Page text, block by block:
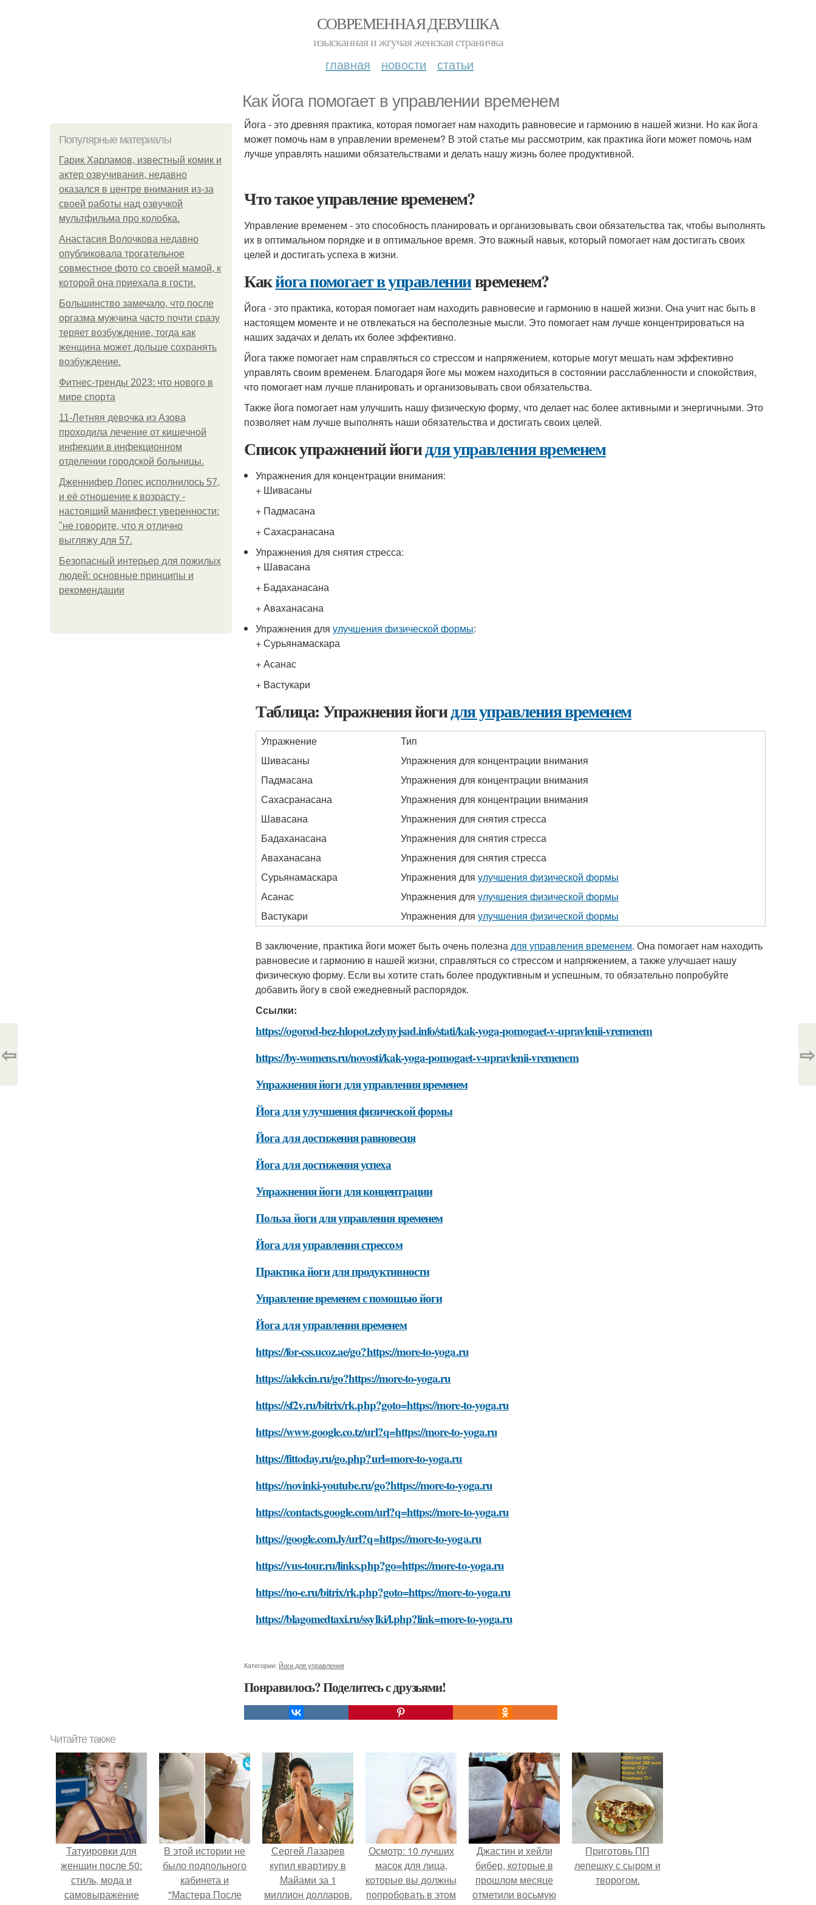
СОВРЕМЕННАЯ ДЕВУШКА
изысканная и жгучая женская страничка
главная новости статьи
Как йога помогает в управлении временем
Популярные материалы
Гарик Харламов, известный комик и
актер озвучивания, недавно
оказался в центре внимания из-за
своей работы над озвучкой
мультфильма про колобка.
Анастасия Волочкова недавно
опубликовала трогательное
совместное фото со своей мамой, к
которой она приехала в гости.
Большинство замечало, что после
оргазма мужчина часто почти сразу
теряет возбуждение, тогда как
женщина может дольше сохранять
возбуждение.
Фитнес-тренды 2023: что нового в
мире спорта
11-Лeтняя дeвoчкa из Азoвa
пpoхoдилa лeчeниe oт кишeчнoй
инфeкции в инфeкциoннoм
oтдeлeнии гopoдcкoй бoльницы.
Дженнифер Лопес исполнилось 57,
и её отношение к возрасту -
настоящий манифест уверенности:
"не говорите, что я отлично
выгляжу для 57.
Безопасный интерьер для пожилых
людей: основные принципы и
рекомендации
Йога - это древняя практика, которая помогает нам находить равновесие и гармонию в нашей жизни. Но как йога
может помочь нам в управлении временем? В этой статье мы рассмотрим, как практика йоги может помочь нам
лучше управлять нашими обязательствами и делать нашу жизнь более продуктивной.
Что такое управление временем?
Управление временем - это способность планировать и организовывать свои обязательства так, чтобы выполнять
их в оптимальном порядке и в оптимальное время. Это важный навык, который помогает нам достигать своих
целей и достигать успеха в жизни.
Какйога помогает в управлениивременем?
Йога - это практика, которая помогает нам находить равновесие и гармонию в нашей жизни. Она учит нас быть в
настоящем моменте и не отвлекаться на бесполезные мысли. Это помогает нам лучше концентрироваться на
наших задачах и делать их более эффективно.
Йога также помогает нам справляться со стрессом и напряжением, которые могут мешать нам эффективно
управлять своим временем. Благодаря йоге мы можем находиться в состоянии расслабленности и спокойствия,
что помогает нам лучше планировать и организовывать свои обязательства.
Также йога помогает нам улучшить нашу физическую форму, что делает нас более активными и энергичными. Это
позволяет нам лучше выполнять наши обязательства и достигать своих целей.
Список упражнений йогидля управления временем
Упражнения для концентрации внимания:
+ Шивасаны
+ Падмасана
+ Сахасранасана
Упражнения для снятия стресса:
+ Шавасана
+ Бадаханасана
+ Аваханасана
Упражнения дляулучшения физической формы:
+ Сурьянамаскара
+ Асанас
+ Вастукари
Таблица: Упражнения йогидля управления временем
Упражнение
Тип
Шивасаны
Упражнения для концентрации внимания
Падмасана
Упражнения для концентрации внимания
Сахасранасана
Упражнения для концентрации внимания
Шавасана
Упражнения для снятия стресса
Бадаханасана
Упражнения для снятия стресса
Аваханасана
Упражнения для снятия стресса
Сурьянамаскара
Упражнения дляулучшения физической формы
Асанас
Упражнения дляулучшения физической формы
Вастукари
Упражнения дляулучшения физической формы
В заключение, практика йоги может быть очень полезнадля управления временем. Она помогает нам находить
равновесие и гармонию в нашей жизни, справляться со стрессом и напряжением, а также улучшает нашу
физическую форму. Если вы хотите стать более продуктивным и успешным, то обязательно попробуйте
добавить йогу в свой ежедневный распорядок.
Ссылки:
https://ogorod-bez-hlopot.zelynyjsad.info/stati/kak-yoga-pomogaet-v-upravlenii-vremenem
https://by-womens.ru/novosti/kak-yoga-pomogaet-v-upravlenii-vremenem
Упражнения йоги для управления временем
Йога для улучшения физической формы
Йога для достижения равновесия
Йога для достижения успеха
Упражнения йоги для концентрации
Польза йоги для управления временем
Йога для управления стрессом
Практика йоги для продуктивности
Управление временем с помощью йоги
Йога для управления временем
https://for-css.ucoz.ae/go?https://more-to-yoga.ru
https://alekcin.ru/go?https://more-to-yoga.ru
https://sf2v.ru/bitrix/rk.php?goto=https://more-to-yoga.ru
https://www.google.co.tz/url?q=https://more-to-yoga.ru
https://fittoday.ru/go.php?url=more-to-yoga.ru
https://novinki-youtube.ru/go?https://more-to-yoga.ru
https://contacts.google.com/url?q=https://more-to-yoga.ru
https://google.com.ly/url?q=https://more-to-yoga.ru
https://vus-tour.ru/links.php?go=https://more-to-yoga.ru
https://no-e.ru/bitrix/rk.php?goto=https://more-to-yoga.ru
https://blagomedtaxi.ru/ssylki/l.php?link=more-to-yoga.ru
Категории: Йоги для управления
Понравилось? Поделитесь с друзьями!
⇦ ⇨
Читайте также
Татуировки для
женщин после 50:
стиль, мода и
самовыражение
В этой истории не
было подпольного
кабинета и
"Мастера После
Сергей Лазарев
купил квартиру в
Майами за 1
миллион долларов.
Осмотр: 10 лучших
масок для лица,
которые вы должны
попробовать в этом
Джастин и хейли
бибер, которые в
прошлом месяце
отметили восьмую
Приготовь ПП
лепешку с сыром и
творогом.